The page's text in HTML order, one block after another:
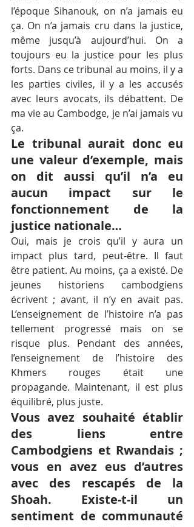
l’époque Sihanouk, on n’a jamais eu
ça. On n’a jamais cru dans la justice,
même jusqu’à aujourd’hui. On a
toujours eu la justice pour les plus
forts. Dans ce tribunal au moins, il y a
les parties civiles, il y a les accusés
avec leurs avocats, ils débattent. De
ma vie au Cambodge, je n’ai jamais vu
ça.
Le tribunal aurait donc eu
une valeur d’exemple, mais
on dit aussi qu’il n’a eu
aucun impact sur le
fonctionnement de la
justice nationale…
Oui, mais je crois qu’il y aura un
impact plus tard, peut-être. Il faut
être patient. Au moins, ça a existé. De
jeunes historiens cambodgiens
écrivent ; avant, il n’y en avait pas.
L’enseignement de l’histoire n’a pas
tellement progressé mais on se
risque plus. Pendant des années,
l’enseignement de l’histoire des
Khmers rouges était une
propagande. Maintenant, il est plus
équilibré, plus juste.
Vous avez souhaité établir
des liens entre
Cambodgiens et Rwandais ;
vous en avez eus d’autres
avec des rescapés de la
Shoah. Existe-t-il un
sentiment de communauté